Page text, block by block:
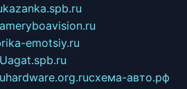
kazanka.spb.ru
emotsiy.ru
agat.spb.ru
hardware.org.ruсхема-авто.рф